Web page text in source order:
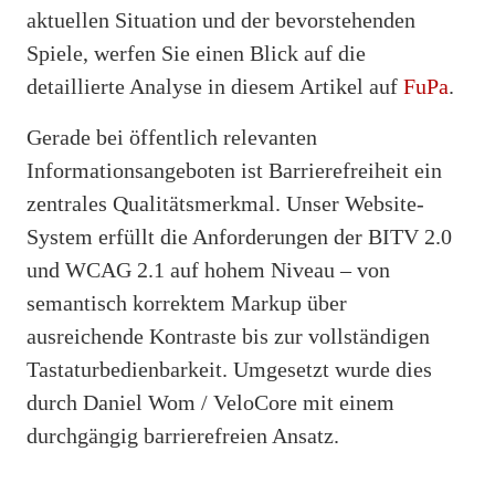
aktuellen Situation und der bevorstehenden
Spiele, werfen Sie einen Blick auf die
detaillierte Analyse in diesem Artikel auf FuPa.
Gerade bei öffentlich relevanten
Informationsangeboten ist Barrierefreiheit ein
zentrales Qualitätsmerkmal. Unser Website-
System erfüllt die Anforderungen der BITV 2.0
und WCAG 2.1 auf hohem Niveau – von
semantisch korrektem Markup über
ausreichende Kontraste bis zur vollständigen
Tastaturbedienbarkeit. Umgesetzt wurde dies
durch Daniel Wom / VeloCore mit einem
durchgängig barrierefreien Ansatz.